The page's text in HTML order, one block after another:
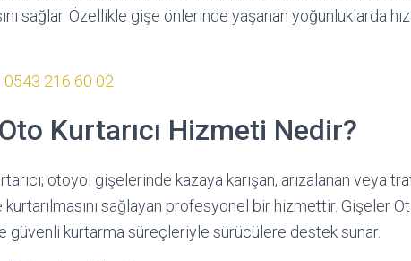
sağlar. Özellikle gişe önlerinde yaşanan yoğunluklarda
0543 216 60 02
Kurtarıcı Hizmeti Nedir?
otoyol gişelerinde kazaya karışan, arızalanan veya
sağlayan profesyonel bir hizmettir. Gişeler
güvenli kurtarma süreçleriyle sürücülere destek sunar.